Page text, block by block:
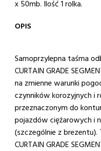
x 50mb. Ilość 1 rolka.
OPIS
Samoprzylepna taśma
CURTAIN GRADE
na zmienne warunki
czynników korozyjnych i
przeznaczonym do
pojazdów ciężarowych i
(szczególnie z brezentu).
CURTAIN GRADE